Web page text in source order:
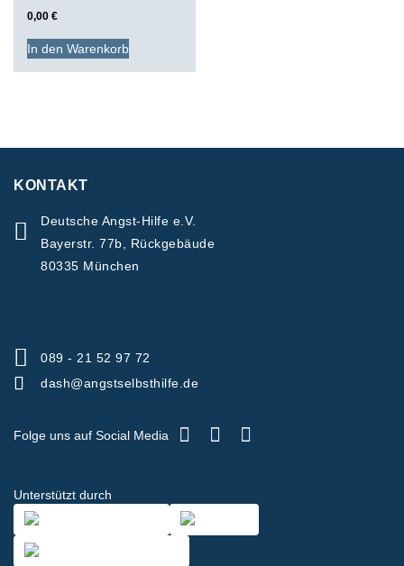
0,00 €
In den Warenkorb
KONTAKT
Deutsche Angst-Hilfe e.V.
Bayerstr. 77b, Rückgebäude
80335 München
089 - 21 52 97 72
dash@angstselbsthilfe.de
Folge uns auf Social Media
Unterstützt durch